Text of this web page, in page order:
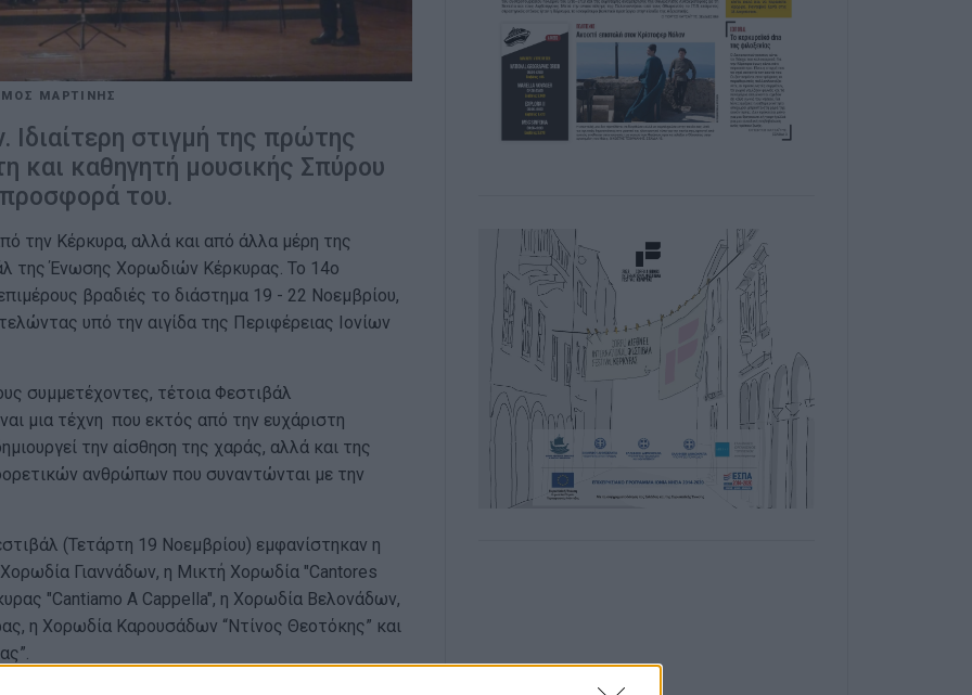
ΜΑΡΤΙΝΗΣ
στιγμή της πρώτης
και καθηγητή μουσικής Σπύρου
του.
Κέρκυρα, αλλά και από άλλα μέρη της
της Ένωσης Χορωδιών Κέρκυρας. Το 14ο
βραδιές το διάστημα 19 - 22 Νοεμβρίου,
υπό την αιγίδα της Περιφέρειας Ιονίων
συμμετέχοντες, τέτοια Φεστιβάλ
μια τέχνη που εκτός από την ευχάριστη
την αίσθηση της χαράς, αλλά και της
ανθρώπων που συναντώνται με την
(Τετάρτη 19 Νοεμβρίου) εμφανίστηκαν η
Γιαννάδων, η Μικτή Χορωδία "Cantores
"Cantiamo A Cappella", η Χορωδία Βελονάδων,
η Χορωδία Καρουσάδων “Ντίνος Θεοτόκης” και